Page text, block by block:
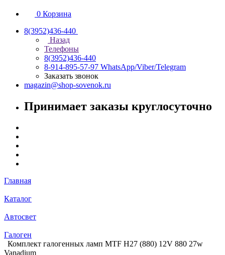
0 Корзина
8(3952)436-440
Назад
Телефоны
8(3952)436-440
8-914-895-57-97 WhatsApp/Viber/Telegram
Заказать звонок
magazin@shop-sovenok.ru
Принимает заказы круглосуточно
Главная
Каталог
Автосвет
Галоген
Комплект галогенных ламп MTF H27 (880) 12V 880 27w
Vanadium